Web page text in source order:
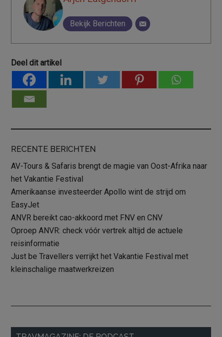
Bekijk Berichten
Deel dit artikel
RECENTE BERICHTEN
AV-Tours & Safaris brengt de magie van Oost-Afrika naar
het Vakantie Festival
Amerikaanse investeerder Apollo wint de strijd om
EasyJet
ANVR bereikt cao-akkoord met FNV en CNV
Oproep ANVR: check vóór vertrek altijd de actuele
reisinformatie
Just be Travellers verrijkt het Vakantie Festival met
kleinschalige maatwerkreizen
Primaire